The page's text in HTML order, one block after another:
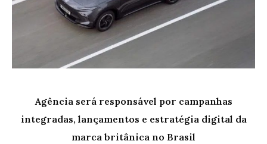
Agência será responsável por campanhas
integradas, lançamentos e estratégia digital da
marca britânica no Brasil